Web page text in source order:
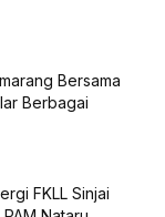
Bersama
Berbagai
FKLL Sinjai